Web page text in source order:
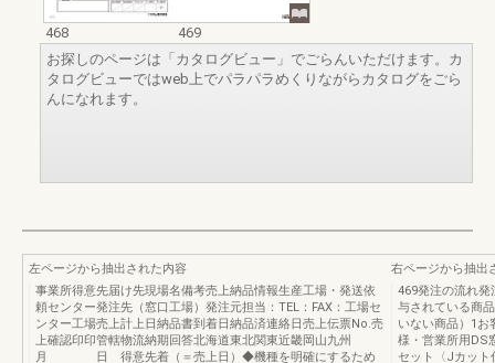
468
469
お探しのページは「カタログビュー」でごらんいただけます。カ
タログビューではweb上でパラパラめくりながらカタログをごら
んになれます。
左ページから抽出された内容
事業所得意先届け先現場名備考売上納品情報生産工場・発送依
頼センター発注先（窓口工場）発注元担当：TEL：FAX：工場セ
ンター工場売上計上日納品書到着日納品済連絡日売上伝票No.売
上確認印印管轄物流納期回答北海道東北関東近畿岡山九州
月 日 得意先着（＝売上日）◆機種を明確にするため
右ページから抽出
469発注の流れ
与されている商
いない商品）1お
様・営業所用DS
セット〈Jカット